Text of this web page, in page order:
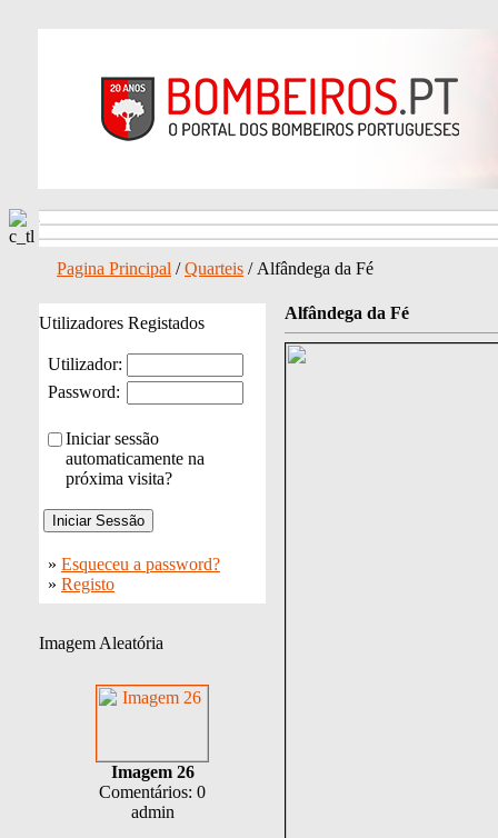
Pagina Principal /Quarteis / Alfândega da Fé
Utilizadores Registados
Utilizador:
Password:
Iniciar sessão
automaticamente na
próxima visita?
» Esqueceu a password?
» Registo
Imagem Aleatória
Imagem 26
Comentários: 0
admin
Alfândega da Fé